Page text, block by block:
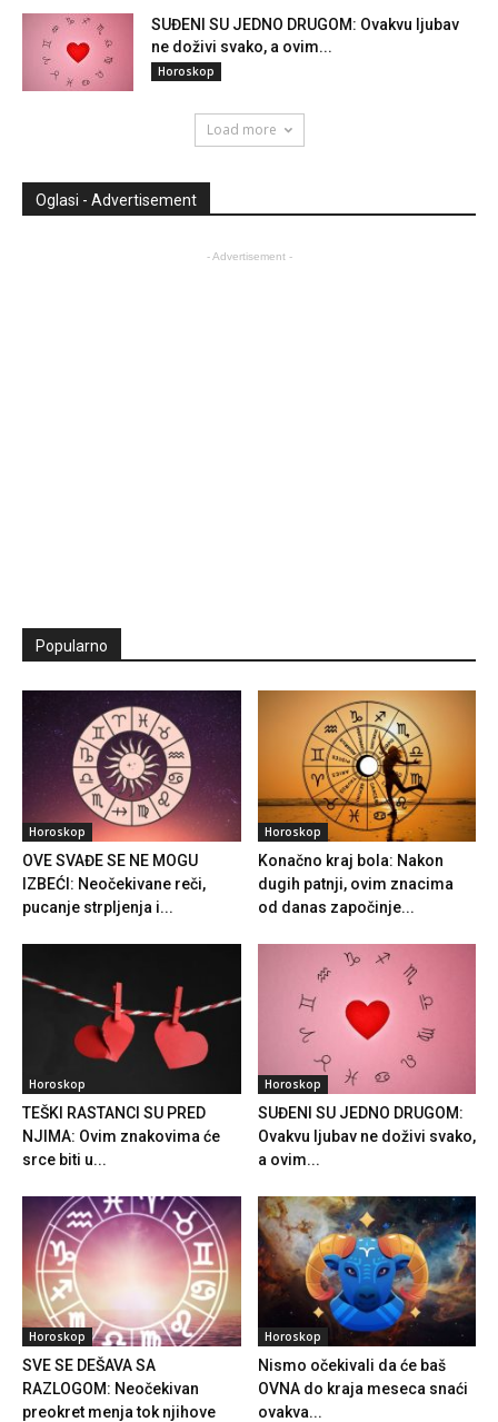
SUĐENI SU JEDNO DRUGOM: Ovakvu ljubav
ne doživi svako, a ovim...
Horoskop
Load more
Oglasi - Advertisement
- Advertisement -
Popularno
Horoskop
OVE SVAĐE SE NE MOGU
IZBEĆI: Neočekivane reči,
pucanje strpljenja i...
Horoskop
Konačno kraj bola: Nakon
dugih patnji, ovim znacima
od danas započinje...
Horoskop
TEŠKI RASTANCI SU PRED
NJIMA: Ovim znakovima će
srce biti u...
Horoskop
SUĐENI SU JEDNO DRUGOM:
Ovakvu ljubav ne doživi svako,
a ovim...
Horoskop
SVE SE DEŠAVA SA
RAZLOGOM: Neočekivan
preokret menja tok njihove
Horoskop
Nismo očekivali da će baš
OVNA do kraja meseca snaći
ovakva...